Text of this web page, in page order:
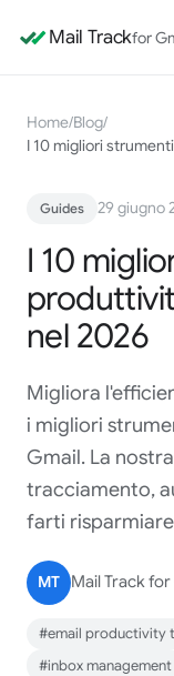
Mail Trackfor
Home/Blog/
I 10 migliori
Guides 29 giugno
I 10
nel 2026
Migliora
i migliori
Gmail. La
tracciamento,
farti
MT Mail Track
#email productivity
#inbox management